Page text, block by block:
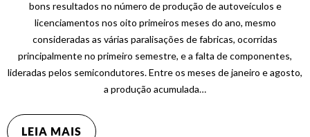
bons resultados no número de produção de autoveículos e
licenciamentos nos oito primeiros meses do ano, mesmo
consideradas as várias paralisações de fabricas, ocorridas
principalmente no primeiro semestre, e a falta de componentes,
lideradas pelos semicondutores. Entre os meses de janeiro e agosto,
a produção acumulada…
LEIA MAIS